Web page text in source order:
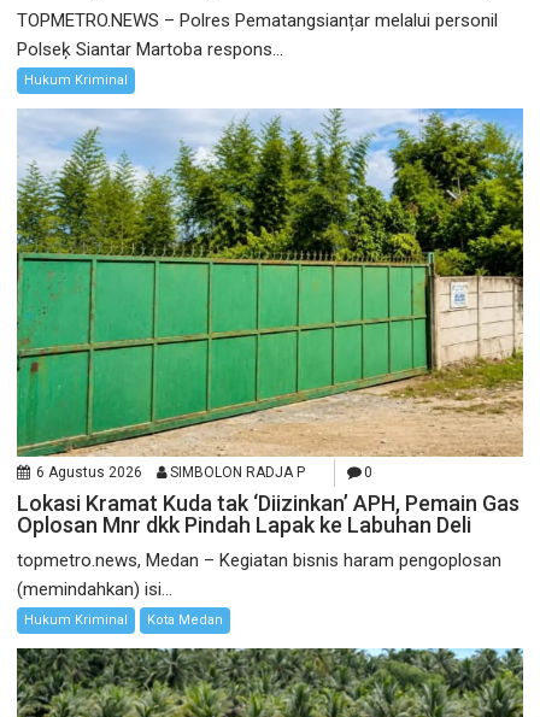
TOPMETRO.NEWS – Polres Pematangsianțar melalui personil
Polseķ Siantar Martoba respons...
Hukum Kriminal
6 Agustus 2026 SIMBOLON RADJA P 0
Lokasi Kramat Kuda tak ‘Diizinkan’ APH, Pemain Gas
Oplosan Mnr dkk Pindah Lapak ke Labuhan Deli
topmetro.news, Medan – Kegiatan bisnis haram pengoplosan
(memindahkan) isi...
Hukum Kriminal Kota Medan